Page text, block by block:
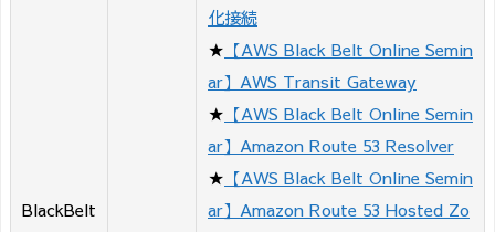
BlackBelt
化接続
★ 【AWS Black Belt Online Semin
ar】AWS Transit Gateway
★ 【AWS Black Belt Online Semin
ar】Amazon Route 53 Resolver
★ 【AWS Black Belt Online Semin
ar】Amazon Route 53 Hosted Zo